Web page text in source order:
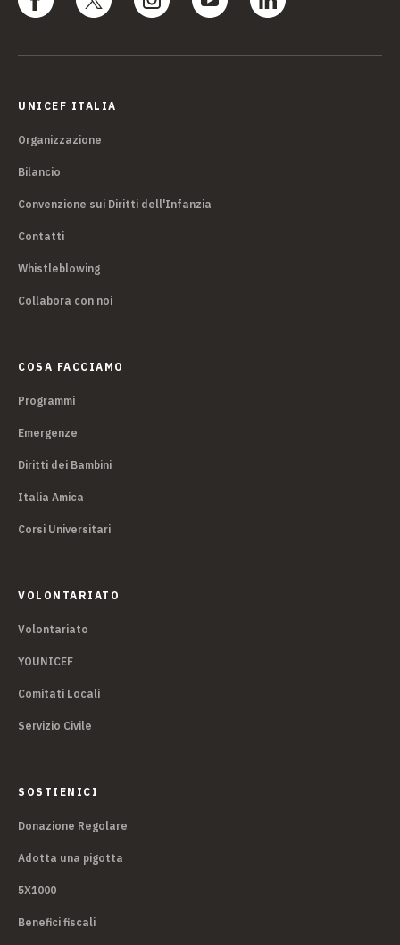
UNICEF ITALIA
Organizzazione
Bilancio
Convenzione sui Diritti dell'Infanzia
Contatti
Whistleblowing
Collabora con noi
COSA FACCIAMO
Programmi
Emergenze
Diritti dei Bambini
Italia Amica
Corsi Universitari
VOLONTARIATO
Volontariato
YOUNICEF
Comitati Locali
Servizio Civile
SOSTIENICI
Donazione Regolare
Adotta una pigotta
5X1000
Benefici fiscali